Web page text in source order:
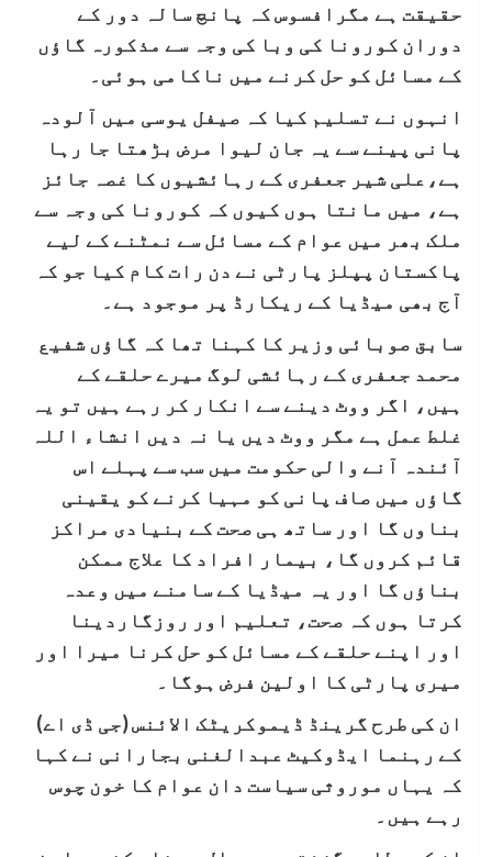
حقیقت ہے مگرافسوس کہ پانچ سالہ دور کے
دوران کورونا کی وبا کی وجہ سے مذکورہ گاؤں
کے مسائل کو حل کرنے میں ناکامی ہوئی۔
انہوں نے تسلیم کیا کہ صیفل یوسی میں آلودہ
پانی پینے سے یہ جان لیوا مرض بڑھتا جا رہا
ہے،علی شیر جعفری کے رہائشیوں کا غصہ جائز
ہے، میں مانتا ہوں کیوں کہ کورونا کی وجہ سے
ملک بھر میں عوام کے مسائل سے نمٹنے کے لیے
پاکستان پپلز پارٹی نے دن رات کام کیا جو کہ
آج بھی میڈیا کے ریکارڈ پر موجود ہے۔
سابق صوبائی وزیر کا کہنا تھا کہ گاؤں شفیع
محمد جعفری کے رہائشی لوگ میرے حلقے کے
ہیں، اگر ووٹ دینے سے انکار کر رہے ہیں تو یہ
غلط عمل ہے مگر ووٹ دیں یا نہ دیں انشاء اللہ
آئندہ آنے والی حکومت میں سب سے پہلے اس
گاؤں میں صاف پانی کو مہیا کرنے کو یقینی
بناوں گا اور ساتھ ہی صحت کے بنیادی مراکز
قائم کروں گا، بیمار افراد کا علاج ممکن
بناؤں گا اور یہ میڈیا کے سامنے میں وعدہ
کرتا ہوں کہ صحت، تعلیم اور روزگاردینا
اور اپنے حلقے کے مسائل کو حل کرنا میرا اور
میری پارٹی کا اولین فرض ہوگا۔
ان کی طرح گرینڈ ڈیموکریٹک الائنس (جی ڈی اے)
کے رہنما ایڈوکیٹ عبدالغنی بجارانی نے کہا
کہ یہاں موروثی سیاست دان عوام کا خون چوس
رہے ہیں۔